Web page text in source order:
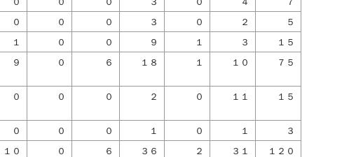
０ ０ ０ ３ ０ ２
５
１ ０ ０ ９ １ ３
１５
９ ０ ６ １８ １ １０ ７５
０ ０ ０ ２ ０ １１ １５
０ ０ ０ １ ０ １
３
１０ ０ ６ ３６ ２ ３１
１２０